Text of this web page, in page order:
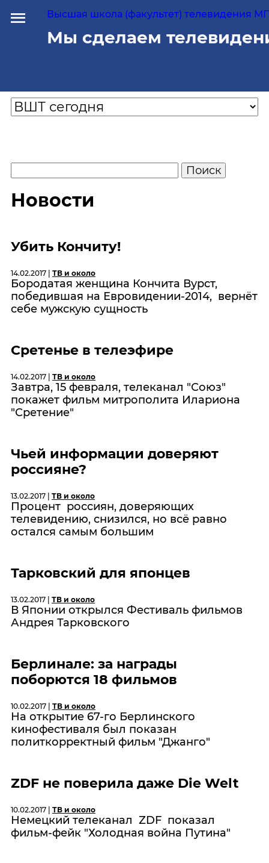
Высшая школа (факультет) телевидения
Мы сделаем
Новости
Убить Кончиту!
14.02.2017 | ТВ и около
Бородатая женщина Кончита Вурст,
победившая на Евровидении-2014, вернёт
себе мужскую сущность
Сретенье в телеэфире
14.02.2017 | ТВ и около
Завтра, 15 февраля, телеканал "Союз"
покажет фильм митрополита Илариона
"Сретение"
Чьей информации доверяют
россияне?
13.02.2017 | ТВ и около
Процент россиян, доверяющих
телевидению, снизился, но всё равно
остался самым большим
Тарковский для японцев
13.02.2017 | ТВ и около
В Японии открылся Фестиваль фильмов
Андрея Тарковского
Берлинале: за награды
поборются 18 фильмов
10.02.2017 | ТВ и около
На открытие 67-го Берлинского
кинофестиваля был показан
политкорректный фильм "Джанго"
ZDF не поверила даже Die Welt
10.02.2017 | ТВ и около
Немецкий телеканал ZDF показал
фильм-фейк "Холодная война Путина"